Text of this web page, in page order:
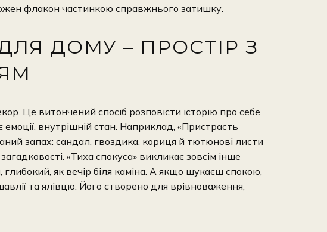
флакон частинкою справжнього затишку.
ДОМУ – ПРОСТІР З
Це витончений спосіб розповісти історію про себе
внутрішній стан. Наприклад, «Пристрасть
запах: сандал, гвоздика, кориця й тютюнові листи
«Тиха спокуса» викликає зовсім інше
як вечір біля каміна. А якщо шукаєш спокою,
та ялівцю. Його створено для врівноваження,